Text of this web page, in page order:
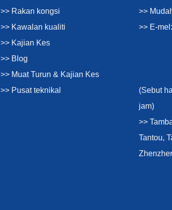
>> Rakan kongsi
>> Kawalan kualiti
>> Kajian Kes
>> Blog
>> Muat Turun & Kajian Kes
>> Pusat teknikal
>>
>> E-mel:
(Sebut
jam)
>>
Tantou,